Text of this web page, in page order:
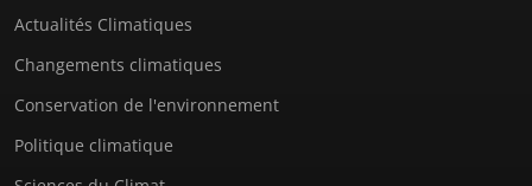
Actualités Climatiques
Changements climatiques
Conservation de l'environnement
Politique climatique